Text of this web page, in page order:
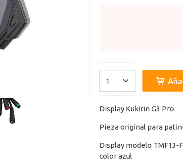
Display Kukirin G3 Pro
Pieza original para
Display modelo
color azul